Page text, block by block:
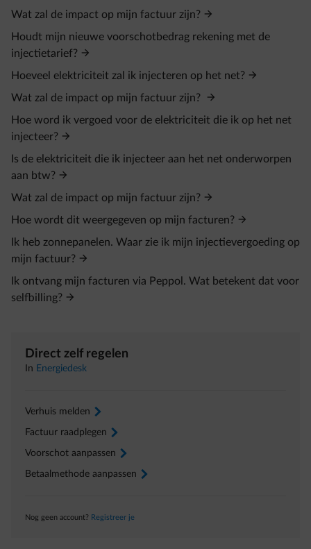
Wat zal de impact op mijn factuur zijn?
Houdt mijn nieuwe voorschotbedrag rekening met de
injectietarief?
Hoeveel elektriciteit zal ik injecteren op het net?
Wat zal de impact op mijn factuur zijn?
Hoe word ik vergoed voor de elektriciteit die ik op het net
injecteer?
Is de elektriciteit die ik injecteer aan het net onderworpen
aan btw?
Wat zal de impact op mijn factuur zijn?
Hoe wordt dit weergegeven op mijn facturen?
Ik heb zonnepanelen. Waar zie ik mijn injectievergoeding op
mijn factuur?
Ik ontvang mijn facturen via Peppol. Wat betekent dat voor
selfbilling?
Direct zelf regelen
In Energiedesk
Verhuis melden arrow-right
Factuur raadplegen arrow-right
Voorschot aanpassen arrow-right
Betaalmethode aanpassen arrow-right
Nog geen account? Registreer je